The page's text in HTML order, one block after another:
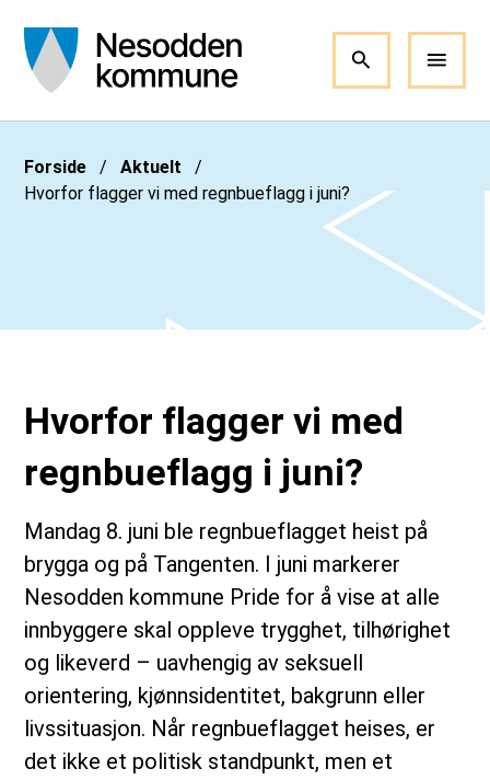
Du er her:
Forside
Aktuelt
Hvorfor flagger vi med regnbueflagg i juni?
Hvorfor flagger vi med
regnbueflagg i juni?
Mandag 8. juni ble regnbueflagget heist på
brygga og på Tangenten. I juni markerer
Nesodden kommune Pride for å vise at alle
innbyggere skal oppleve trygghet, tilhørighet
og likeverd – uavhengig av seksuell
orientering, kjønnsidentitet, bakgrunn eller
livssituasjon. Når regnbueflagget heises, er
det ikke et politisk standpunkt, men et